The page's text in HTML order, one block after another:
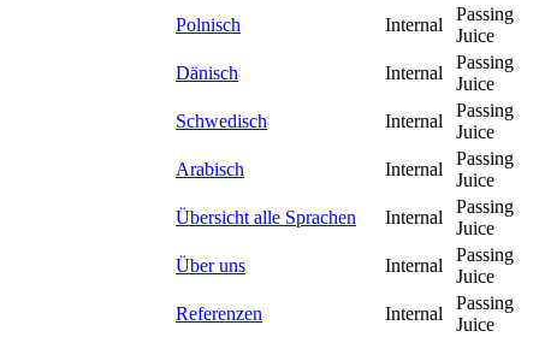
Polnisch
Internal
Passing
Juice
Dänisch
Internal
Passing
Juice
Schwedisch
Internal
Passing
Juice
Arabisch
Internal
Passing
Juice
Übersicht alle Sprachen
Internal
Passing
Juice
Über uns
Internal
Passing
Juice
Referenzen
Internal
Passing
Juice